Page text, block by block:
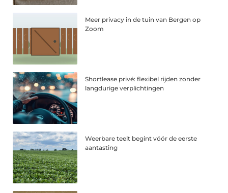
Meer privacy in de tuin van Bergen op
Zoom
Shortlease privé: flexibel rijden zonder
langdurige verplichtingen
Weerbare teelt begint vóór de eerste
aantasting